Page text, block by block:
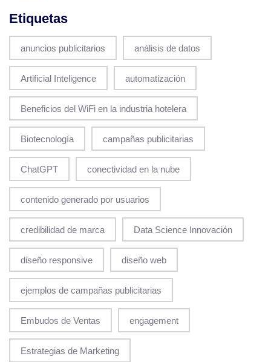
Etiquetas
anuncios publicitarios análisis de datos
Artificial Inteligence automatización
Beneficios del WiFi en la industria hotelera
Biotecnología campañas publicitarias
ChatGPT conectividad en la nube
contenido generado por usuarios
credibilidad de marca Data Science Innovación
diseño responsive diseño web
ejemplos de campañas publicitarias
Embudos de Ventas engagement
Estrategias de Marketing